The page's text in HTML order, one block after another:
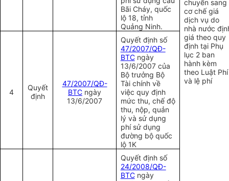
chuyển sang
cơ chế giá
dịch vụ do
nhà nước
giá theo quy
định tại Phụ
lục 2 ban
hành kèm
theo Luật Phí
và lệ phí
Bãi Cháy, quốc
lộ 18, tỉnh
Quảng Ninh.
4
Quyết
định
47/2007/QĐ-
BTC ngày
13/6/2007
Quyết định số
47/2007/QĐ-
BTCngày
13/6/2007 của
Bộ trưởng Bộ
Tài chính về
việc quy định
mức thu, chế độ
thu, nộp, quản
lý và sử dụng
phí sử dụng
đường bộ quốc
lộ 1K
Quyết định số
24/2008/QĐ-
BTCngày